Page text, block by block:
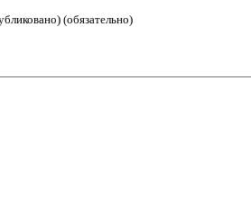
(обязательно)